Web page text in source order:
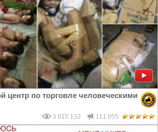
центр по торговле человеческими
3 015 132 111 055